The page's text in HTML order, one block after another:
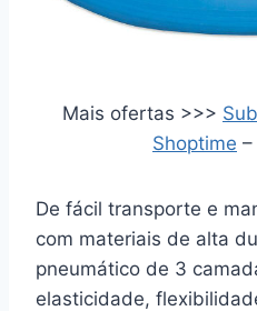
Mais ofertas >>>
Shoptime –
De fácil transporte e
com materiais de alta
pneumático de 3
elasticidade,